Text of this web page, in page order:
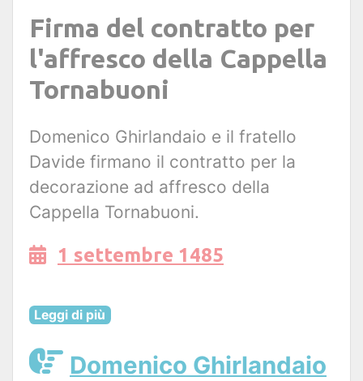
Firma del contratto per
l'affresco della Cappella
Tornabuoni
Domenico Ghirlandaio e il fratello
Davide firmano il contratto per la
decorazione ad affresco della
Cappella Tornabuoni.
1 settembre 1485
Leggi di più
Domenico Ghirlandaio